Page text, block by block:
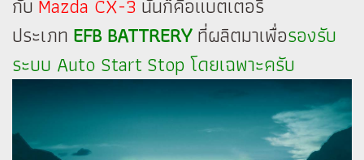
ประเภท EFB BATTRERYที่ผลิตมาเพื่อรองรับ
ระบบ Auto Start Stop โดยเฉพาะครับ